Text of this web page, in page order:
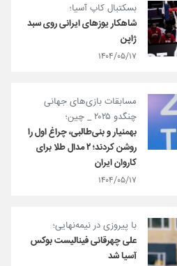
بسکتبال کاپ آسیا؛
شاهکار یوزهای ایرانی روی سبد
ژاپن
۱۴۰۴/۰۵/۱۷
مسابقات‌ بازی‌های جهانی
چنگدو ۲۰۲۵ _ چین؛
بهمنیار و بنی‌طالبی، چراغ اول را
روشن کردند؛ ۲ مدال طلا برای
کاروان ایران
۱۴۰۴/۰۵/۱۷
با پیروزی در نیمه‌نهایی؛
علی چهرقانی فینالیست بوکس
آسیا شد